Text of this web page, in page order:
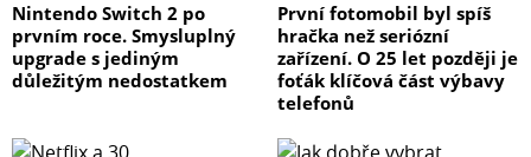
Nintendo Switch 2 po
prvním roce. Smysluplný
upgrade s jediným
důležitým nedostatkem
První fotomobil byl spíš
hračka než seriózní
zařízení. O 25 let později je
foťák klíčová část výbavy
telefonů